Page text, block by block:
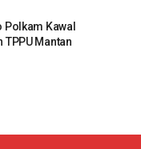
Kawal
Mantan